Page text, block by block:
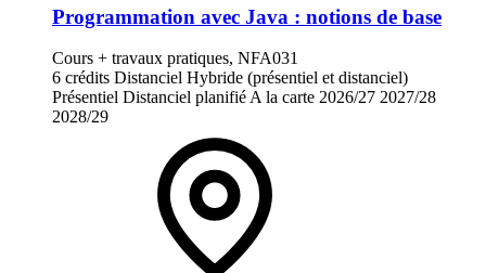
Programmation avec Java : notions de base
Cours + travaux pratiques, NFA031
6 crédits Distanciel Hybride (présentiel et distanciel)
Présentiel Distanciel planifiéA la carte 2026/27 2027/28
2028/29